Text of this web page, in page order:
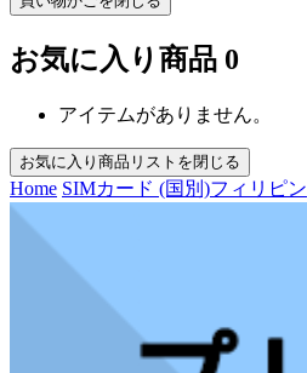
お気に入り商品 0
アイテムがありません。
お気に入り商品リストを閉じる
Home SIMカード (国別)フィリピン